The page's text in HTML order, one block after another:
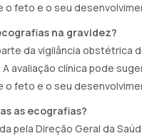
o feto e o seu
na gravidez?
da vigilância obstétrica
avaliação clínica pode
o feto e o seu
as ecografias?
pela Direção Geral da